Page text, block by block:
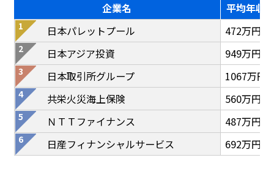
企業名
平均年収
日本パレットプール
472万円
日本アジア投資
949万円
日本取引所グループ
1067万円
共栄火災海上保険
560万円
ＮＴＴファイナンス
487万円
日産フィナンシャルサービス
692万円